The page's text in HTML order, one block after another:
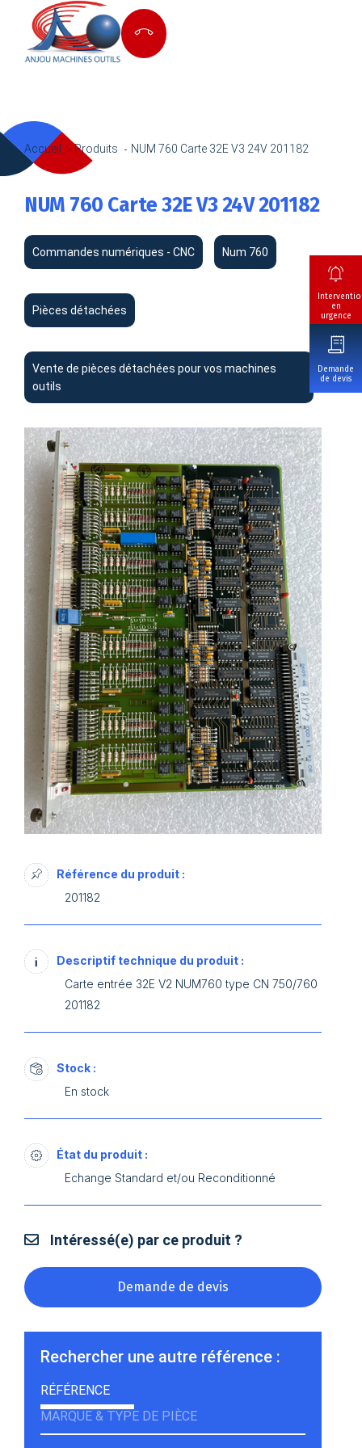
en
urgence
Demande
de devis
Accueil Produits NUM 760 Carte 32E V3 24V 201182
NUM 760 Carte 32E V3 24V 201182
Commandes numériques - CNC Num 760
Pièces détachées
Vente de pièces détachées pour vos machines
outils
Référence du produit :
201182
Descriptif technique du produit :
Carte entrée 32E V2 NUM760 type CN 750/760
201182
Stock :
En stock
État du produit :
Echange Standard et/ou Reconditionné
Intéressé(e) par ce produit ?
Demande de devis
Rechercher une autre référence :
RÉFÉRENCE
MARQUE & TYPE DE PIÈCE